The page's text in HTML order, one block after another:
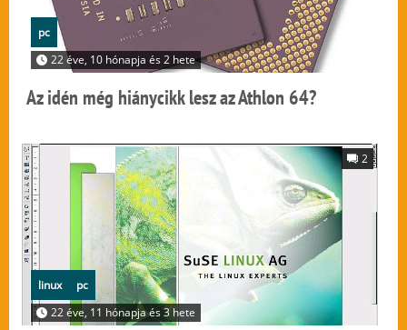
pc
22 éve, 10 hónapja és 2 hete
Az idén még hiánycikk lesz az Athlon 64?
2
linux
pc
22 éve, 11 hónapja és 3 hete